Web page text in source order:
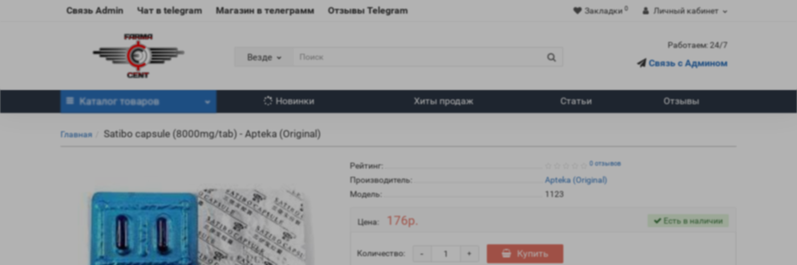
Связь Admin Чат в telegram Магазин в телеграмм Отзывы Telegram Закладки 0 Личный кабинет
Везде
Работаем: 24/7
Связь с Админом
Каталог товаров Новинки Хиты продаж Статьи Отзывы
Главная Satibo capsule (8000mg/tab) - Apteka (Original)
Рейтинг: 0 отзывов
Производитель:
Apteka (Original)
Модель:
1123
Цена: 176р. Есть в наличии
Количество: +
- Купить